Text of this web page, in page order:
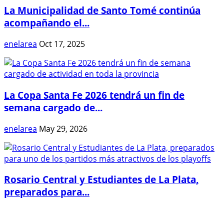
La Municipalidad de Santo Tomé continúa
acompañando el...
enelarea Oct 17, 2025
La Copa Santa Fe 2026 tendrá un fin de
semana cargado de...
enelarea May 29, 2026
Rosario Central y Estudiantes de La Plata,
preparados para...